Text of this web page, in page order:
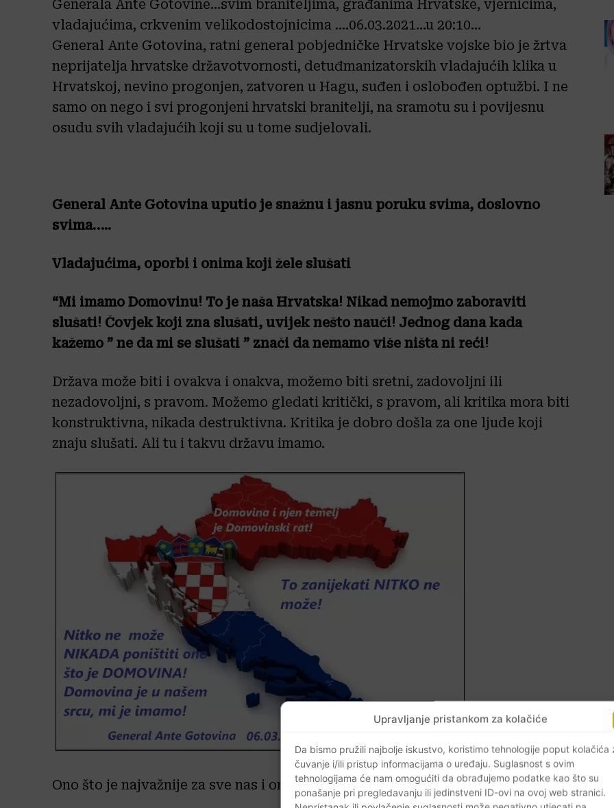
Upravljanje pristankom za kolačiće
Da bismo pružili najbolje iskustvo, koristimo tehnologije poput kolačića
čuvanje i/ili pristup informacijama o uređaju. Suglasnost s ovim
tehnologijama će nam omogućiti da obrađujemo podatke kao što su
ponašanje pri pregledavanju ili jedinstveni ID-ovi na ovoj web stranici.
Generala Ante Gotovine…svim braniteljima, građanima Hrvatske, vjernicima,
vladajućima, crkvenim velikodostojnicima ….06.03.2021…u 20:10…
General Ante Gotovina, ratni general pobjedničke Hrvatske vojske bio je žrtva
neprijatelja hrvatske državotvornosti, detuđmanizatorskih vladajućih klika u
Hrvatskoj, nevino progonjen, zatvoren u Hagu, suđen i oslobođen optužbi. I ne
samo on nego i svi progonjeni hrvatski branitelji, na sramotu su i povijesnu
osudu svih vladajućih koji su u tome sudjelovali.
General Ante Gotovina uputio je snažnu i jasnu poruku svima, doslovno
svima…..
Vladajućima, oporbi i onima koji žele slušati
“Mi imamo Domovinu! To je naša Hrvatska! Nikad nemojmo zaboraviti
slušati! Čovjek koji zna slušati, uvijek nešto nauči! Jednog dana kada
kažemo ” ne da mi se slušati ” znači da nemamo više ništa ni reći!
Država može biti i ovakva i onakva, možemo biti sretni, zadovoljni ili
nezadovoljni, s pravom. Možemo gledati kritički, s pravom, ali kritika mora biti
konstruktivna, nikada destruktivna. Kritika je dobro došla za one ljude koji
znaju slušati. Ali tu i takvu državu imamo.
Ono što je najvažnije za sve nas i one koji jesu i one koji dolaze